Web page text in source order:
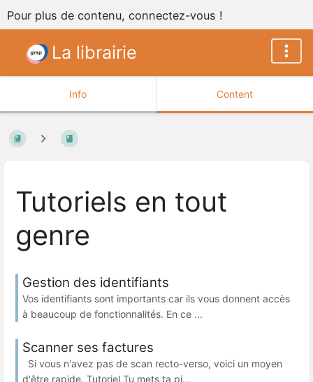
Pour plus de contenu, connectez-vous !
La librairie
Info Content
Tutoriels en tout
genre
Gestion des identifiants
Vos identifiants sont importants car ils vous donnent accès
à beaucoup de fonctionnalités. En ce ...
Scanner ses factures
Si vous n'avez pas de scan recto-verso, voici un moyen
d'être rapide. Tutoriel Tu mets ta pi...